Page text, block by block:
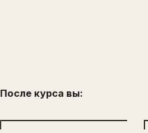
После курса вы: